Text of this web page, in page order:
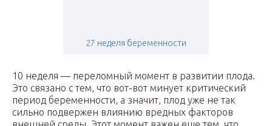
27 неделя беременности
10 неделя — переломный момент в развитии плода.
Это связано с тем, что вот-вот минует критический
период беременности, а значит, плод уже не так
сильно подвержен влиянию вредных факторов